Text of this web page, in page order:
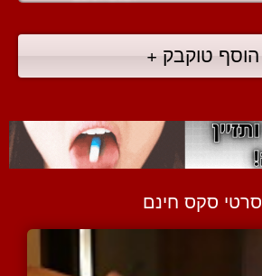
הוסף טוקבק +
סרטי סקס חינם